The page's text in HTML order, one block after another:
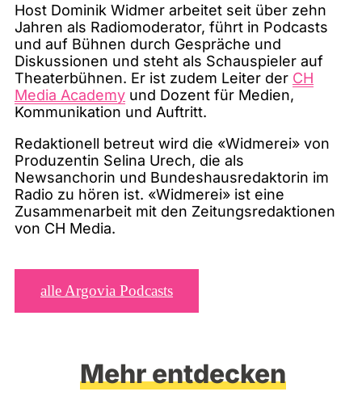
Host Dominik Widmer arbeitet seit über zehn
Jahren als Radiomoderator, führt in Podcasts
und auf Bühnen durch Gespräche und
Diskussionen und steht als Schauspieler auf
Theaterbühnen. Er ist zudem Leiter der CH
Media Academy und Dozent für Medien,
Kommunikation und Auftritt.
Redaktionell betreut wird die «Widmerei» von
Produzentin Selina Urech, die als
Newsanchorin und Bundeshausredaktorin im
Radio zu hören ist. «Widmerei» ist eine
Zusammenarbeit mit den Zeitungsredaktionen
von CH Media.
alle Argovia Podcasts
Mehr entdecken